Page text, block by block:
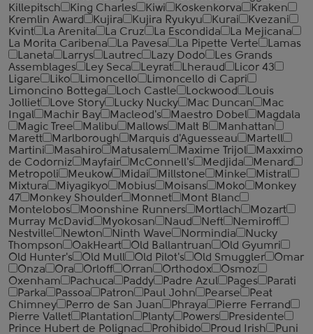
Killepitsch
King Charles Kiwi Koskenkorva
Kraken
Kremlin Award
Kujira Kujira Ryukyu Kurai
Kvezani
Kvint
La Arenita La Cruz La Escondida
La Mejicana
La Morita Caribena
La Pavesa La Pipette Verte
Lamas
Laneta
Larrys Lautrec Lazy Dodo
Les Grands
Assemblages
Ley Seca Leyrat Lheraud
Licor 43
Ligare
Liko Limoncello
Limoncello di Capri
Limoncino Bottega
Loch Castle Lockwood
Louis
Jolliet
Love Story Lucky Nucky Mac Duncan
Mac
Ingal
Machir Bay Macleod's Maestro Dobel
Magdala
Magic Tree
Malibu Mallows Malt B
Manhattan
Marett
Marlborough Marquis d'Aguesseau
Martell
Martini
Masahiro Matusalem Maxime Trijol
Maxximo
de Codorniz
Mayfair McConnell's Medjida
Menard
Metropoli
Meukow Midai Millstone Minke
Mistral
Mixtura
Miyagikyo Mobius Moisans Moko
Monkey
47
Monkey Shoulder Monnet
Mont Blanc
Montelobos
Moonshine Runners Mortlach
Mozart
Murray McDavid
Myokosan Naud Neft
Nemiroff
Nestville
Newton Ninth Wave Normindia
Nucky
Thompson
OakHeart Old Ballantruan
Old Gyumri
Old Hunter's
Old Mull Old Pilot's Old Smuggler
Omar
Onza
Ora Orloff Orran Orthodox
Osmoz
Oxenham
Pachuca Paddy Padre Azul Pages
Parati
Parka
Passoa Patron Paul John Pearse
Peat
Chimney
Perro de San Juan Phraya
Pierre Ferrand
Pierre Vallet
Plantation Planty Powers
Presidente
Prince Hubert de Polignac
Prohibido Proud Irish
Puni